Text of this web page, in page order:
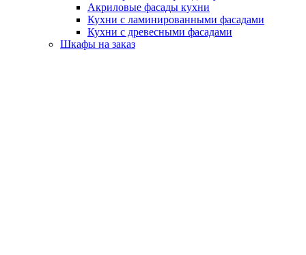
Акриловые фасады кухни
Кухни с ламинированными фасадами
Кухни с древесными фасадами
Шкафы на заказ